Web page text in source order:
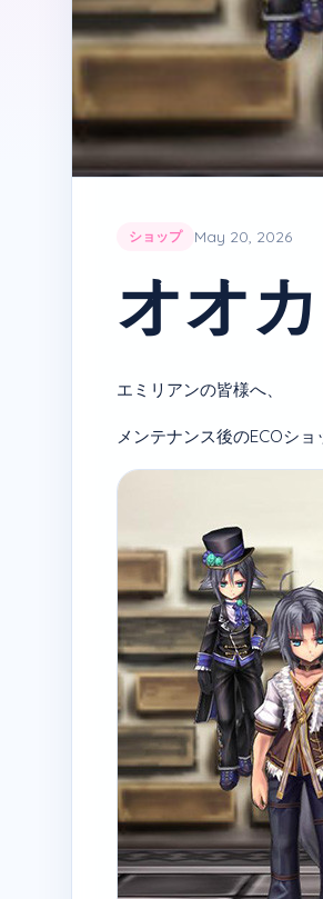
ショップ May 20, 2026
オオ
エミリアンの皆様へ、
メンテナンス後のECOショ